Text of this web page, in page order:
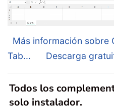
Más información sobre
Tab...
Descarga
Todos los
solo instalador.